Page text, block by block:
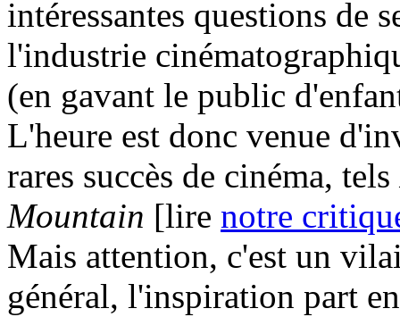
intéressantes questions de
l'industrie
(en gavant le public
L'heure est donc venue
rares succès de cinéma, tels
Mountain [lire notre
Mais attention, c'est un
général, l'inspiration part